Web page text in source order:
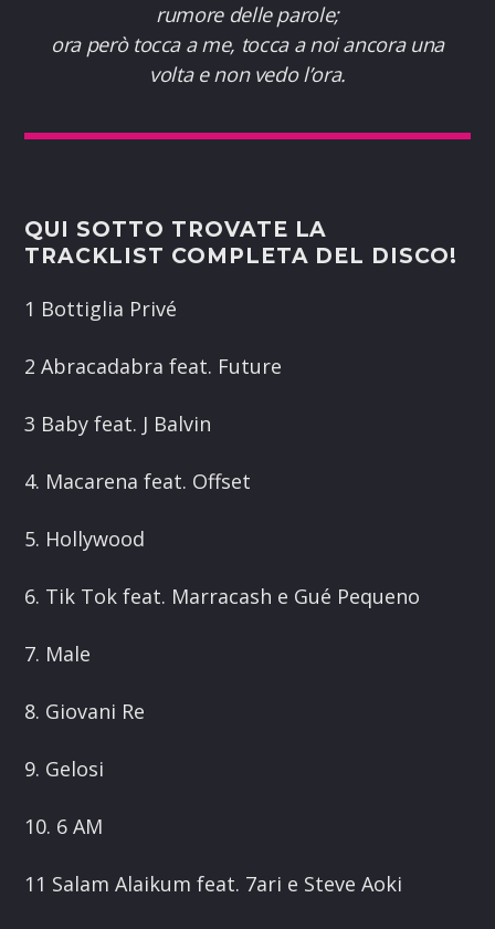
rumore delle parole;
ora però tocca a me, tocca a noi ancora una
volta e non vedo l’ora.
QUI SOTTO TROVATE LA
TRACKLIST COMPLETA DEL DISCO!
1 Bottiglia Privé
2 Abracadabra feat. Future
3 Baby feat. J Balvin
4. Macarena feat. Offset
5. Hollywood
6. Tik Tok feat. Marracash e Gué Pequeno
7. Male
8. Giovani Re
9. Gelosi
10. 6 AM
11 Salam Alaikum feat. 7ari e Steve Aoki